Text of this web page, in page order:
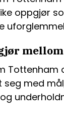
oppgjør
med